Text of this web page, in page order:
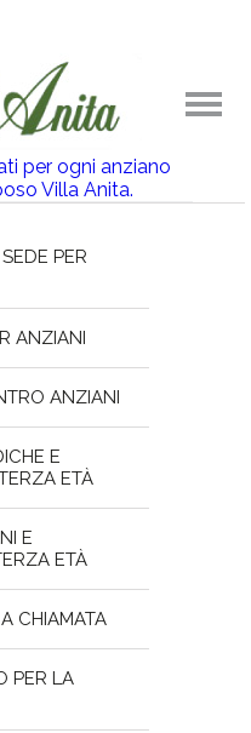
per ogni anziano
Villa Anita.
PER
ANZIANI
ANZIANI
E
ETÀ
E
ETÀ
CHIAMATA
PER LA